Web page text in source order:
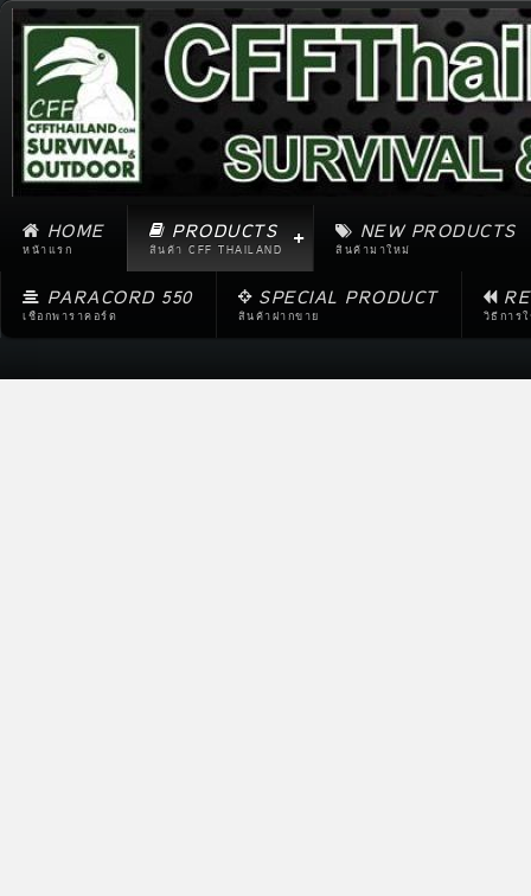
HOME
หน้าแรก
PRODUCTS
สินค้า CFF THAILAND
NEW PRODUCTS
สินค้ามาใหม่
PARACORD 550
เชือกพาราคอร์ด
SPECIAL PRODUCT
สินค้าฝากขาย วิธีการ